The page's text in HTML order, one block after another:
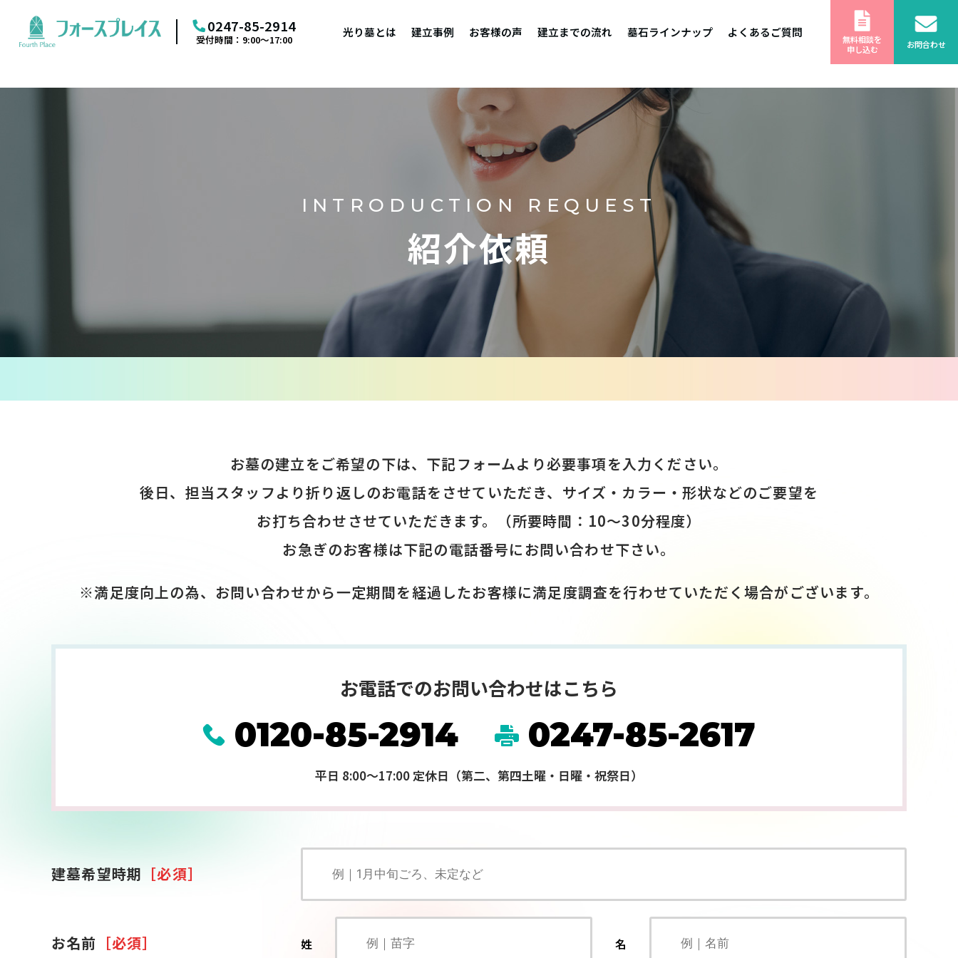
0247-85-2914
受付時間：9:00～17:00
光り墓とは 建立事例 お客様の声 建立までの流れ 墓石ラインナップ よくあるご質問
無料相談を
申し込む
お問合わせ
INTRODUCTION REQUEST
紹介依頼
お墓の建立をご希望の下は、下記フォームより必要事項を入力ください。
後日、担当スタッフより折り返しのお電話をさせていただき、サイズ・カラー・形状などのご要望を
お打ち合わせさせていただきます。（所要時間：10〜30分程度）
お急ぎのお客様は下記の電話番号にお問い合わせ下さい。
※満足度向上の為、お問い合わせから一定期間を経過したお客様に満足度調査を行わせていただく場合がございます。
お電話でのお問い合わせはこちら
0120-85-2914 0247-85-2617
平日 8:00～17:00 定休日（第二、第四土曜・日曜・祝祭日）
建墓希望時期 ［必須］
お名前 ［必須］ 姓 名